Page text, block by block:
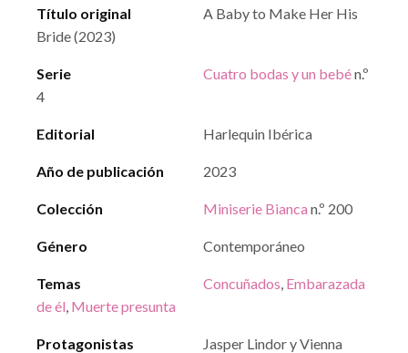
Título original
A Baby to Make Her His
Bride (2023)
Serie Cuatro bodas y un bebén.º
4
Editorial Harlequin Ibérica
Año de publicación 2023
Colección Miniserie Bianca n.º 200
Género Contemporáneo
Temas Concuñados, Embarazada
de él, Muerte presunta
Protagonistas
Jasper Lindor y Vienna